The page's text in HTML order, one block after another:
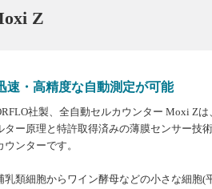
Z
速・高精度な自動測定が可能
社製、全自動セルカウンター Moxi Z
ター原理と特許取得済みの薄膜センサー技
ウンターです。
乳類細胞からワイン酵母などの小さな細胞(